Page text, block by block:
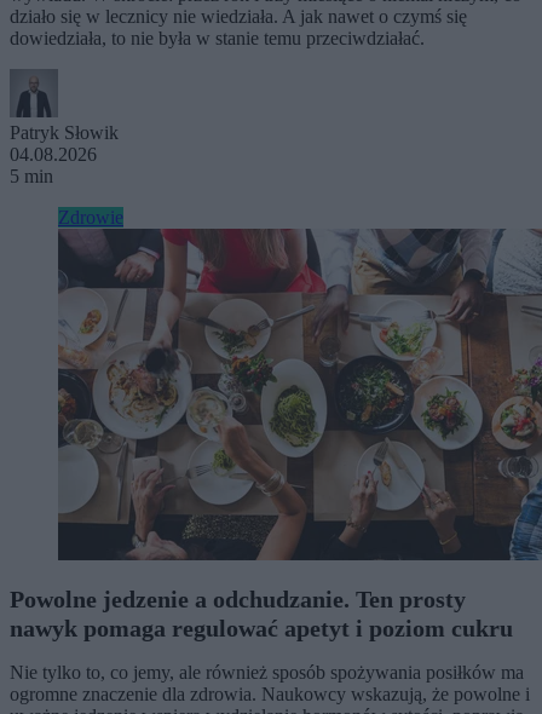
działo się w lecznicy nie wiedziała. A jak nawet o czymś się
dowiedziała, to nie była w stanie temu przeciwdziałać.
Patryk Słowik
04.08.2026
5 min
Zdrowie
Powolne jedzenie a odchudzanie. Ten prosty
nawyk pomaga regulować apetyt i poziom cukru
Nie tylko to, co jemy, ale również sposób spożywania posiłków ma
ogromne znaczenie dla zdrowia. Naukowcy wskazują, że powolne i